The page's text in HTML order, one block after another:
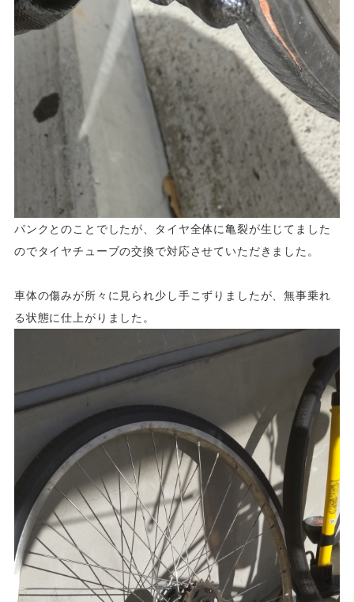
パンクとのことでしたが、タイヤ全体に亀裂が生じてました
のでタイヤチューブの交換で対応させていただきました。
車体の傷みが所々に見られ少し手こずりましたが、無事乗れ
る状態に仕上がりました。